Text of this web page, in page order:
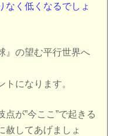
なく低くなるでしょ
』の望む平行世界へ
になります。
が”今ここ”で起きる
赦してあげましょ